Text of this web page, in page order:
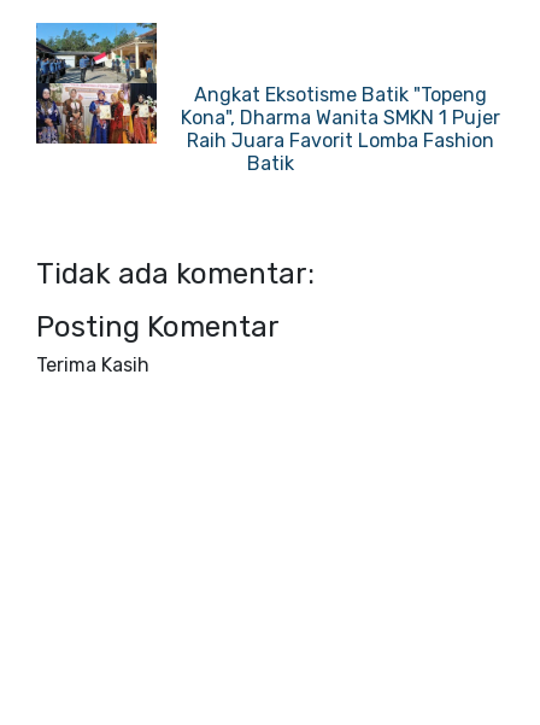
Angkat Eksotisme Batik "Topeng
Kona", Dharma Wanita SMKN 1 Pujer
Raih Juara Favorit Lomba Fashion
Batik
Tidak ada komentar:
Posting Komentar
Terima Kasih